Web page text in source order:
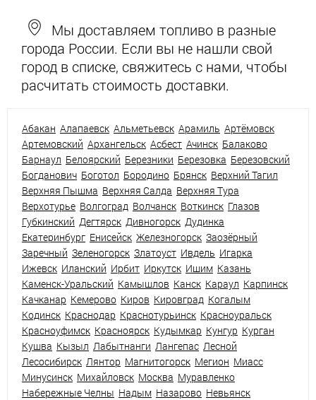
Мы доставляем топливо в разные
города России. Если вы не нашли свой
город в списке, свяжитесь с нами, чтобы
расчитать стоимость доставки.
Абакан Алапаевск Альметьевск Арамиль Артёмовск
Артемовский Архангельск Асбест Ачинск Балаково
Барнаул Белоярский Березники Березовка Березовский
Богданович Боготол Бородино Брянск Верхний Тагил
Верхняя Пышма Верхняя Салда Верхняя Тура
Верхотурье Волгоград Волчанск Воткинск Глазов
Губкинский Дегтярск Дивногорск Дудинка
Екатеринбург Енисейск Железногорск Заозёрный
Заречный Зеленогорск Златоуст Ивдель Игарка
Ижевск Иланский Ирбит Иркутск Ишим Казань
Каменск-Уральский Камышлов Канск Караул Карпинск
Качканар Кемерово Киров Кировград Когалым
Кодинск Краснодар Краснотурьинск Красноуральск
Красноуфимск Красноярск Кудымкар Кунгур Курган
Кушва Кызыл Лабытнанги Лангепас Лесной
Лесосибирск Лянтор Магнитогорск Мегион Миасс
Минусинск Михайловск Москва Муравленко
Набережные Челны Надым Назарово Невьянск